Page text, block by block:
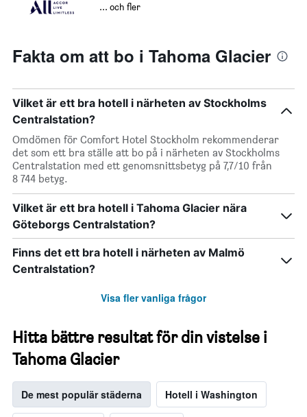
... och fler
Fakta om att bo i Tahoma Glacier
Vilket är ett bra hotell i närheten av Stockholms
Centralstation?
Omdömen för Comfort Hotel Stockholm rekommenderar
det som ett bra ställe att bo på i närheten av Stockholms
Centralstation med ett genomsnittsbetyg på 7,7/10 från
8 744 betyg.
Vilket är ett bra hotell i Tahoma Glacier nära
Göteborgs Centralstation?
Finns det ett bra hotell i närheten av Malmö
Centralstation?
Visa fler vanliga frågor
Hitta bättre resultat för din vistelse i
Tahoma Glacier
De mest populär städerna Hotell i Washington